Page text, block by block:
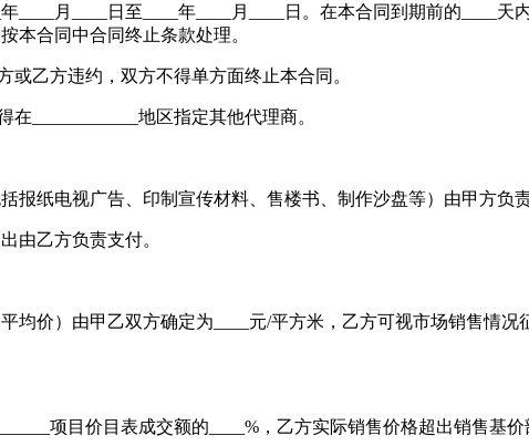
月____日至____年____月____日。在本合同到期前的____
本合同中合同终止条款处理。
乙方违约，双方不得单方面终止本合同。
地区指定其他代理商。
纸电视广告、印制宣传材料、售楼书、制作沙盘等）由甲方负
乙方负责支付。
价）由甲乙双方确定为____元/平方米，乙方可视市场销售情况
项目价目表成交额的____%，乙方实际销售价格超出销售基